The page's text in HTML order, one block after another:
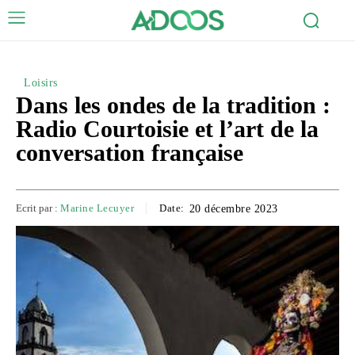
Loisirs
Dans les ondes de la tradition :
Radio Courtoisie et l’art de la
conversation française
Ecrit par : Marine Lecuyer Date: 20 décembre 2023